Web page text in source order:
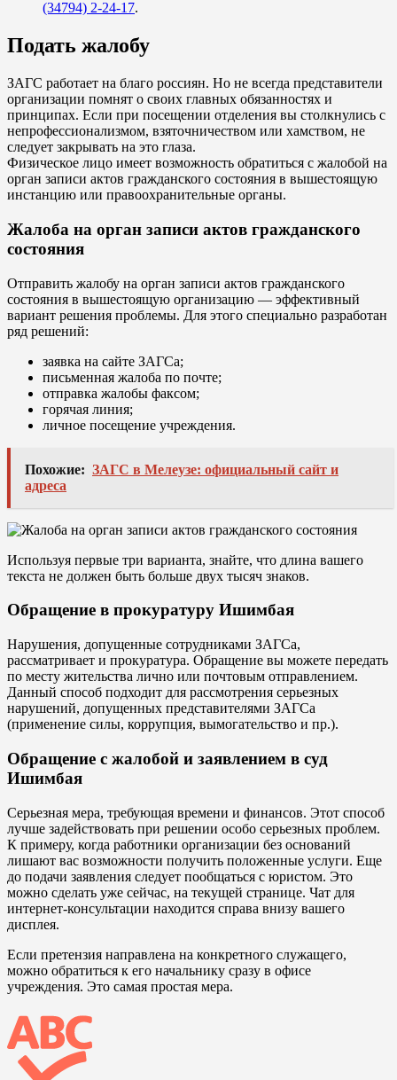
(34794) 2-24-17.
Подать жалобу
ЗАГС работает на благо россиян. Но не всегда представители
организации помнят о своих главных обязанностях и
принципах. Если при посещении отделения вы столкнулись с
непрофессионализмом, взяточничеством или хамством, не
следует закрывать на это глаза.
Физическое лицо имеет возможность обратиться с жалобой на
орган записи актов гражданского состояния в вышестоящую
инстанцию или правоохранительные органы.
Жалоба на орган записи актов гражданского
состояния
Отправить жалобу на орган записи актов гражданского
состояния в вышестоящую организацию — эффективный
вариант решения проблемы. Для этого специально разработан
ряд решений:
заявка на сайте ЗАГСа;
письменная жалоба по почте;
отправка жалобы факсом;
горячая линия;
личное посещение учреждения.
Похожие: ЗАГС в Мелеузе: официальный сайт и
адреса
Используя первые три варианта, знайте, что длина вашего
текста не должен быть больше двух тысяч знаков.
Обращение в прокуратуру Ишимбая
Нарушения, допущенные сотрудниками ЗАГСа,
рассматривает и прокуратура. Обращение вы можете передать
по месту жительства лично или почтовым отправлением.
Данный способ подходит для рассмотрения серьезных
нарушений, допущенных представителями ЗАГСа
(применение силы, коррупция, вымогательство и пр.).
Обращение с жалобой и заявлением в суд
Ишимбая
Серьезная мера, требующая времени и финансов. Этот способ
лучше задействовать при решении особо серьезных проблем.
К примеру, когда работники организации без оснований
лишают вас возможности получить положенные услуги. Еще
до подачи заявления следует пообщаться с юристом. Это
можно сделать уже сейчас, на текущей странице. Чат для
интернет-консультации находится справа внизу вашего
дисплея.
Если претензия направлена на конкретного служащего,
можно обратиться к его начальнику сразу в офисе
учреждения. Это самая простая мера.